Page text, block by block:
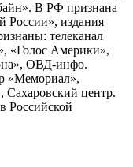
В РФ признана
России», издания
телеканал
«Голос Америки»,
ОВД-инфо.
«Мемориал»,
центр.
Российской